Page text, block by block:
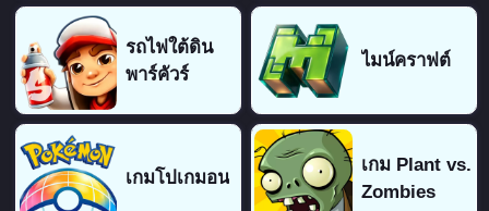
รถไฟใต้ดิน
พาร์คัวร์
ไมน์คราฟต์
เกมโปเกมอน
เกม Plant vs.
Zombies